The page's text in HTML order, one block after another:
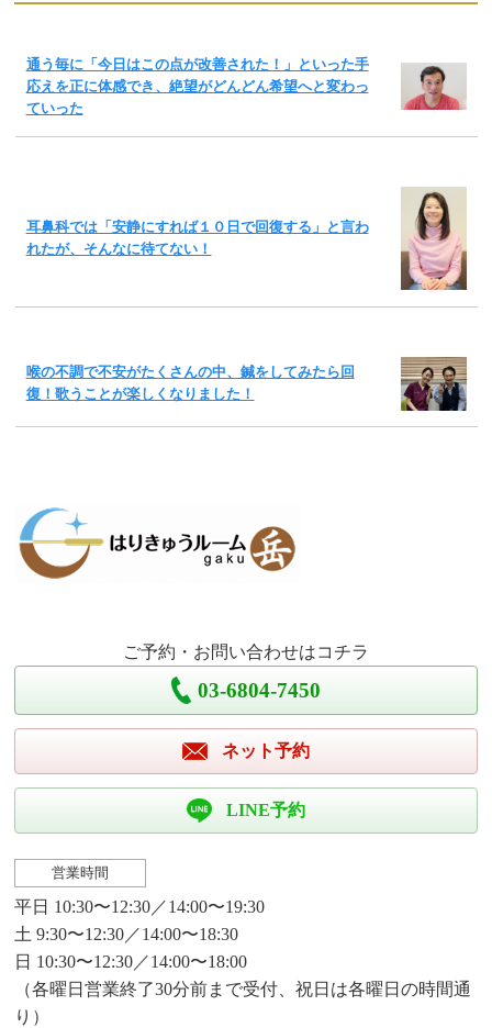
通う毎に「今日はこの点が改善された！」といった手
応えを正に体感でき、絶望がどんどん希望へと変わっ
ていった
耳鼻科では「安静にすれば１０日で回復する」と言わ
れたが、そんなに待てない！
喉の不調で不安がたくさんの中、鍼をしてみたら回
復！歌うことが楽しくなりました！
ご予約・お問い合わせはコチラ
03-6804-7450
ネット予約
LINE予約
営業時間
平日 10:30〜12:30／14:00〜19:30
土 9:30〜12:30／14:00〜18:30
日 10:30〜12:30／14:00〜18:00
（各曜日営業終了30分前まで受付、祝日は各曜日の時間通
り）